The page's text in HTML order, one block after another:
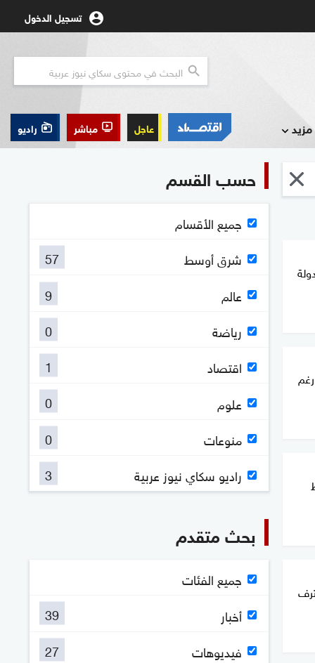
تسجيل الدخول
مزيد عاجل مباشر راديو
حسب القسم
جميع الأقسام
شرق أوسط
57
عالم
9
رياضة
0
اقتصاد
1
علوم
0
منوعات
0
راديو سكاي نيوز عربية
3
بحث متقدم
جميع الفئات
أخبار
39
فيديوهات
27